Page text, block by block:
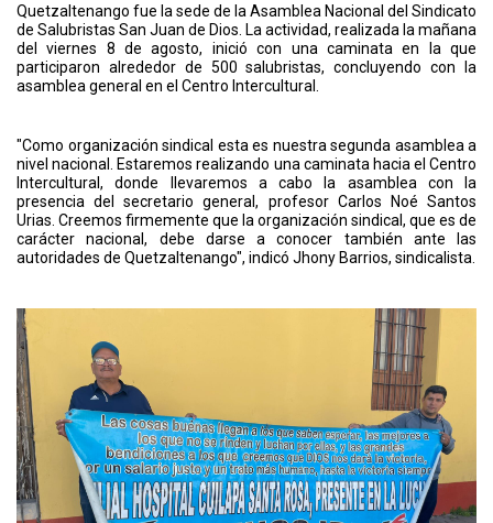
Quetzaltenango fue la sede de la Asamblea Nacional del Sindicato
de Salubristas San Juan de Dios. La actividad, realizada la mañana
del viernes 8 de agosto, inició con una caminata en la que
participaron alrededor de 500 salubristas, concluyendo con la
asamblea general en el Centro Intercultural.
"Como organización sindical esta es nuestra segunda asamblea a
nivel nacional. Estaremos realizando una caminata hacia el Centro
Intercultural, donde llevaremos a cabo la asamblea con la
presencia del secretario general, profesor Carlos Noé Santos
Urias. Creemos firmemente que la organización sindical, que es de
carácter nacional, debe darse a conocer también ante las
autoridades de Quetzaltenango", indicó Jhony Barrios, sindicalista.